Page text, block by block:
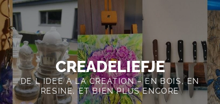
Skip
to
content
CREADELIEFJE
DE L IDEE A LA CREATION – EN BOIS, EN
RESINE, ET BIEN PLUS ENCORE